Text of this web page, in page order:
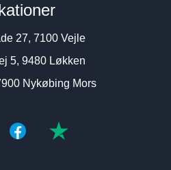
27, 7100 Vejle
5, 9480 Løkken
Nykøbing Mors